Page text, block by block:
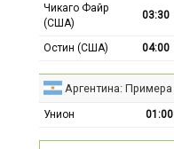
Чикаго Файр
(США)
03:30
Остин (США) 04:00
Аргентина: Примера
Унион 01:00